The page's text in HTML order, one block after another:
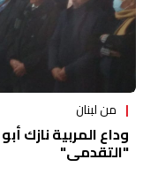
من لبنان
وداع المربية نازك
"التقدمي"